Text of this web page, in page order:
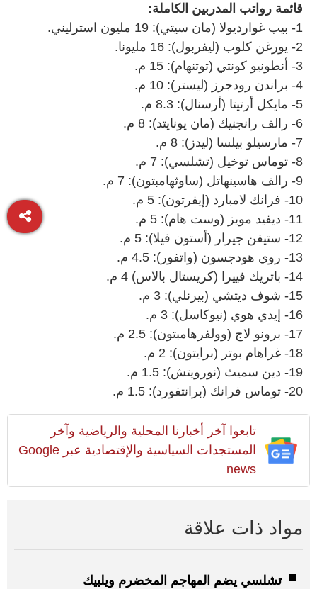
قائمة رواتب المدربين الكاملة:
1- بيب غوارديولا (مان سيتي): 19 مليون استرليني.
2- يورغن كلوب (ليفربول): 16 مليونا.
3- أنطونيو كونتي (توتنهام): 15 م.
4- براندن رودجرز (ليستر): 10 م.
5- مايكل أرتيتا (أرسنال): 8.3 م.
6- رالف رانجنيك (مان يونايتد): 8 م.
7- مارسيلو بيلسا (ليدز): 8 م.
8- توماس توخيل (تشلسي): 7 م.
9- رالف هاسينهاتل (ساوثهامبتون): 7 م.
10- فرانك لامبارد (إيفرتون): 5 م.
11- ديفيد مويز (وست هام): 5 م.
12- ستيفن جيرار (أستون فيلا): 5 م.
13- روي هودجسون (واتفور): 4.5 م.
14- باتريك فييرا (كريستال بالاس) 4 م.
15- شوف ديتشي (بيرنلي): 3 م.
16- إيدي هوي (نيوكاسل): 3 م.
17- برونو لاج (وولفرهامبتون): 2.5 م.
18- غراهام بوتر (برايتون): 2 م.
19- دين سميث (نورويتش): 1.5 م.
20- توماس فرانك (برانتفورد): 1.5 م.
تابعوا آخر أخبارنا المحلية والرياضية وآخر
المستجدات السياسية والإقتصادية عبر Google
news
مواد ذات علاقة
تشلسي يضم المهاجم المخضرم ويلبيك